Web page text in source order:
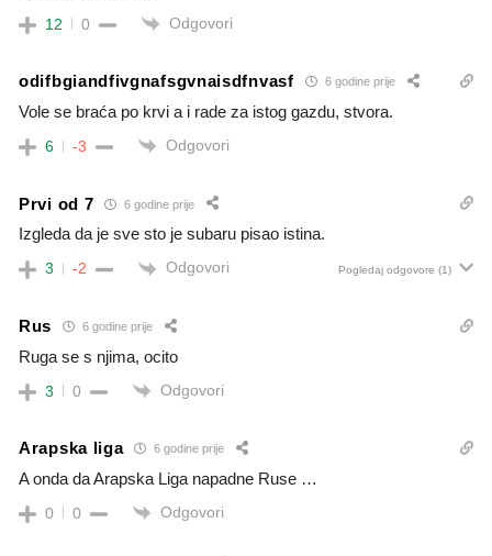
12 0 Odgovori
odifbgiandfivgnafsgvnaisdfnvasf 6 godine prije
Vole se braća po krvi a i rade za istog gazdu, stvora.
6 -3 Odgovori
Prvi od 7 6 godine prije
Izgleda da je sve sto je subaru pisao istina.
3 -2 Odgovori Pogledaj odgovore (1)
Rus 6 godine prije
Ruga se s njima, ocito
3 0 Odgovori
Arapska liga 6 godine prije
A onda da Arapska Liga napadne Ruse …
0 0 Odgovori